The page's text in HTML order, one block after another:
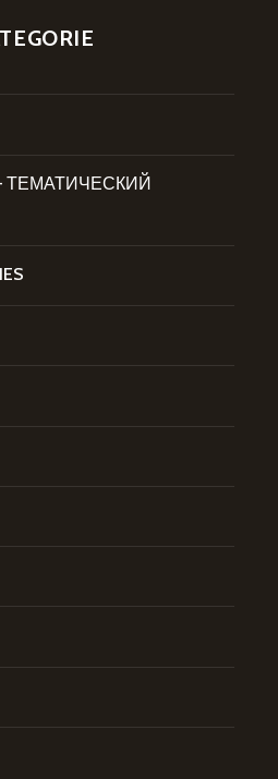
– ТЕМАТИЧЕСКИЙ